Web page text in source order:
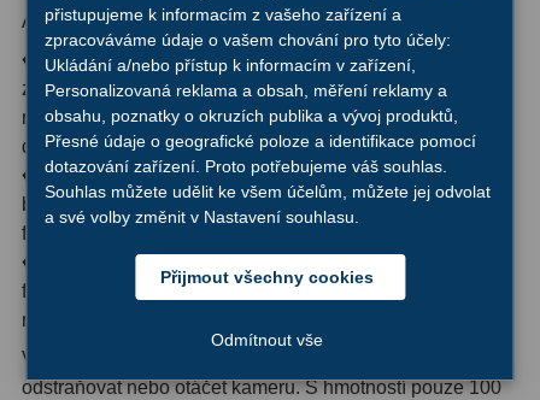
Barevné66
Barlow čočky65
Barlow 2x 38
Barlow 3x 12
3
Hledáčky28
Aplikační oblasti:
♦ Astrofotografie hlubokého vesmíru: Snímky L-RGB,
zvýraznění kontrastu pomocí mlhovinových filtrů a
monochromatických nebo barevných astro kamer a
digitálních zrcadlovk (DSLR).
♦ Pozorování planet a planetární snímky: Rychlá výměna
barevných filtrů pro zvýšení kontrastního efektu. Při
fotografování lze snímky dobře kombinovat.
♦ Pozorování hlubokého vesmíru: Dojmy bez filtru, s UHC
filtrem, O-III filtrem a dalšími filtry lze porovnat přímo. Tak
můžete vždy získat maximum detailu z objektu!
Vyměňte filtry během několika vteřin, aniž byste museli
odstraňovat nebo otáčet kameru. S hmotností pouze 100
přistupujeme k informacím z vašeho zařízení a
zpracováváme údaje o vašem chování pro tyto účely:
Ukládání a/nebo přístup k informacím v zařízení,
Personalizovaná reklama a obsah, měření reklamy a
obsahu, poznatky o okruzích publika a vývoj produktů,
Přesné údaje o geografické poloze a identifikace pomocí
dotazování zařízení. Proto potřebujeme váš souhlas.
Souhlas můžete udělit ke všem účelům, můžete jej odvolat
a své volby změnit v Nastavení souhlasu.
Přijmout všechny cookies
Odmítnout vše